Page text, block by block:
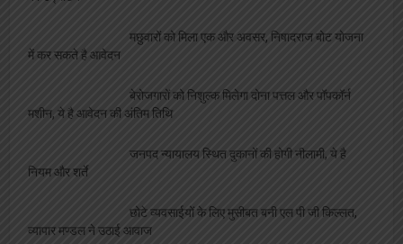
सम्मलेन में किये गए सम्मानित